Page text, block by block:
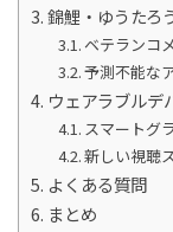
錦鯉・ゆうたろ
ベテランコ
予測不能な
ウェアラブルデ
スマートグ
新しい視聴
よくある質問
まとめ